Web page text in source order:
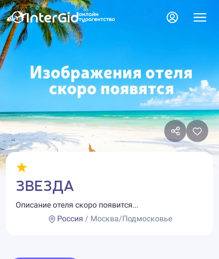
ЗВЕЗДА
Описание отеля скоро появится...
Россия / Москва/Подмосковье